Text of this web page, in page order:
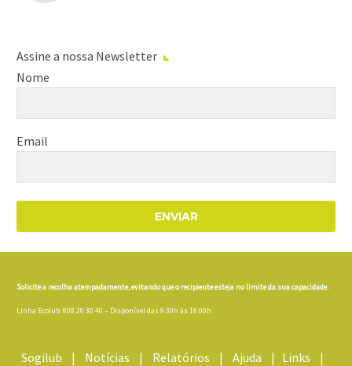
Assine a nossa Newsletter
Nome
Email
ENVIAR
Solicite a recolha atempadamente, evitando que o recipiente esteja no limite da sua capacidade.
Linha Ecolub: 808 20 30 40 – Disponível das 9.30h às 18.00h
Sogilub | Notícias | Relatórios | Ajuda | Links |